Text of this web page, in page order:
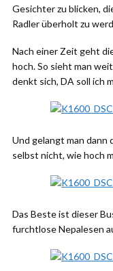
Gesichter zu blicken,
Radler überholt zu
Nach einer Zeit geht
hoch. So sieht man
denkt sich, DA soll ich
Und gelangt man dann
selbst nicht, wie hoch
Das Beste ist dieser
furchtlose Nepalesen